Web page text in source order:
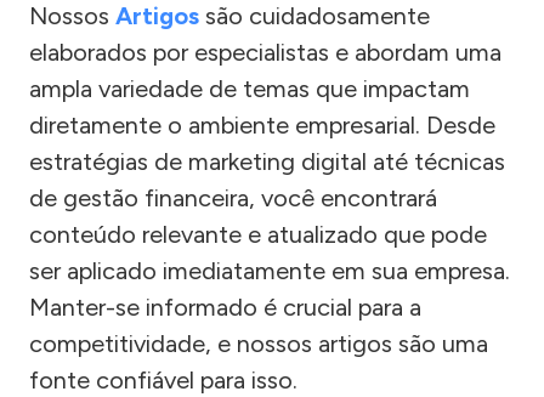
Nossos Artigos são cuidadosamente
elaborados por especialistas e abordam uma
ampla variedade de temas que impactam
diretamente o ambiente empresarial. Desde
estratégias de marketing digital até técnicas
de gestão financeira, você encontrará
conteúdo relevante e atualizado que pode
ser aplicado imediatamente em sua empresa.
Manter-se informado é crucial para a
competitividade, e nossos artigos são uma
fonte confiável para isso.